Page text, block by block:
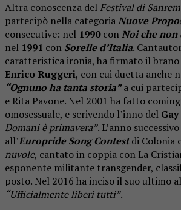
Altra conoscenza delFestival di
partecipò nella categoriaNuove
consecutive: nel 1990conNoi che
nel 1991 con Sorelle d’Italia.
caratteristica ironia, ha firmato il brano
Enrico Ruggeri, con cui duetta anche
“Ognuno ha tanta storia”a cui
e Rita Pavone. Nel 2001 ha fatto
omosessuale, e scrivendo l’inno del
Domani è primavera”. L’anno
all’Europride Song Contestdi Colonia
nuvole, cantato in coppia con La
esponente militante transgender,
posto. Nel 2016 ha inciso il suo ultimo
“Ufficialmente liberi tutti”.